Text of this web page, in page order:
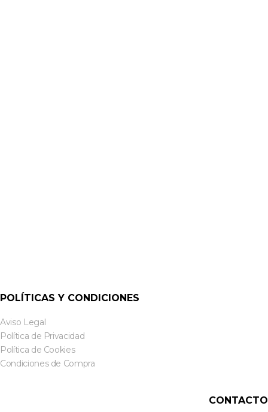
POLÍTICAS Y CONDICIONES
Aviso Legal
Política de Privacidad
Política de Cookies
Condiciones de Compra
CONTACTO